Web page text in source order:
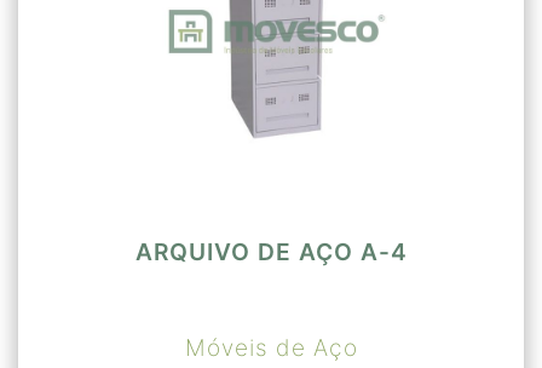
ARQUIVO DE AÇO A-4
Móveis de Aço